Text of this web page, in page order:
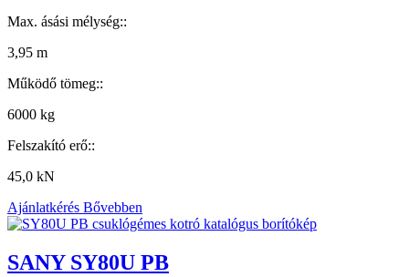
Max. ásási mélység::
3,95 m
Működő tömeg::
6000 kg
Felszakító erő::
45,0 kN
Ajánlatkérés Bővebben
SANY SY80U PB